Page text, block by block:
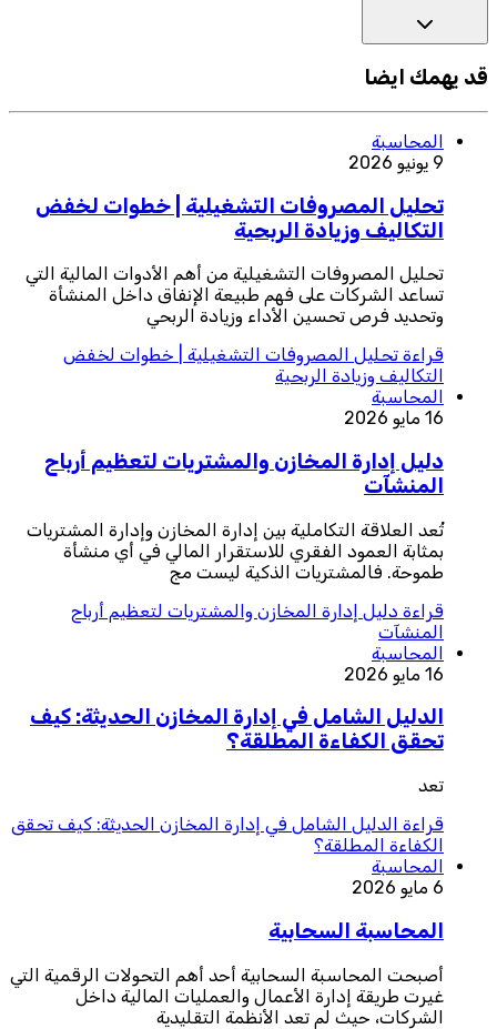
قد يهمك ايضا
المحاسبة
9 يونيو 2026
تحليل المصروفات التشغيلية | خطوات لخفض
التكاليف وزيادة الربحية
تحليل المصروفات التشغيلية من أهم الأدوات المالية التي
تساعد الشركات على فهم طبيعة الإنفاق داخل المنشأة
وتحديد فرص تحسين الأداء وزيادة الربحي
قراءة تحليل المصروفات التشغيلية | خطوات لخفض
التكاليف وزيادة الربحية
المحاسبة
16 مايو 2026
دليل إدارة المخازن والمشتريات لتعظيم أرباح
المنشآت
تُعد العلاقة التكاملية بين إدارة المخازن وإدارة المشتريات
بمثابة العمود الفقري للاستقرار المالي في أي منشأة
طموحة. فالمشتريات الذكية ليست مج
قراءة دليل إدارة المخازن والمشتريات لتعظيم أرباح
المنشآت
المحاسبة
16 مايو 2026
الدليل الشامل في إدارة المخازن الحديثة: كيف
تحقق الكفاءة المطلقة؟
تعد
قراءة الدليل الشامل في إدارة المخازن الحديثة: كيف تحقق
الكفاءة المطلقة؟
المحاسبة
6 مايو 2026
المحاسبة السحابية
أصبحت المحاسبة السحابية أحد أهم التحولات الرقمية التي
غيرت طريقة إدارة الأعمال والعمليات المالية داخل
الشركات، حيث لم تعد الأنظمة التقليدية